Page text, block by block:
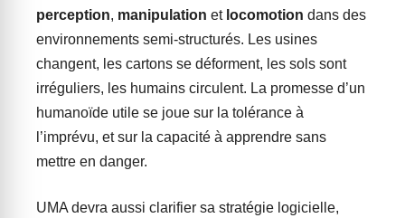
perception, manipulation et locomotion dans des
environnements semi-structurés. Les usines
changent, les cartons se déforment, les sols sont
irréguliers, les humains circulent. La promesse d’un
humanoïde utile se joue sur la tolérance à
l’imprévu, et sur la capacité à apprendre sans
mettre en danger.
UMA devra aussi clarifier sa stratégie logicielle,